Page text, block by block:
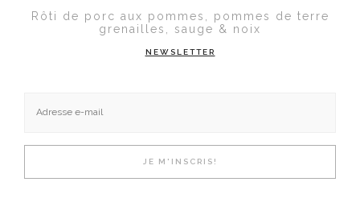
Rôti de porc aux pommes, pommes de terre
grenailles, sauge & noix
NEWSLETTER